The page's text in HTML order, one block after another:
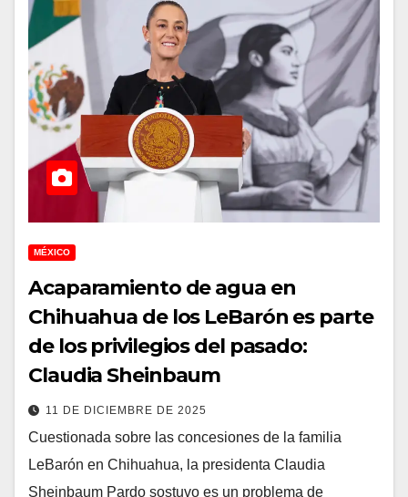
MÉXICO
Acaparamiento de agua en
Chihuahua de los LeBarón es parte
de los privilegios del pasado:
Claudia Sheinbaum
11 DE DICIEMBRE DE 2025
Cuestionada sobre las concesiones de la familia
LeBarón en Chihuahua, la presidenta Claudia
Sheinbaum Pardo sostuvo es un problema de